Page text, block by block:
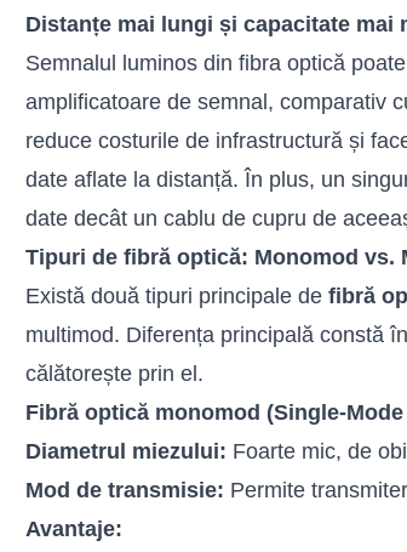
Distanțe mai lungi și capacitate mai
Semnalul luminos din fibra optică
amplificatoare de semnal, comparativ
reduce costurile de infrastructură și
date aflate la distanță. În plus, un
date decât un cablu de cupru de
Tipuri de fibră optică: Monomod vs.
Există două tipuri principale de fibră
multimod. Diferența principală constă
călătorește prin el.
Fibră optică monomod (Single-Mode
Diametrul miezului: Foarte mic, de
Mod de transmisie: Permite
Avantaje: